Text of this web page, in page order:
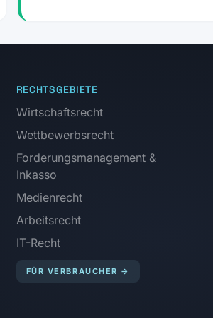
RECHTSGEBIETE
Wirtschaftsrecht
Wettbewerbsrecht
Forderungsmanagement &
Inkasso
Medienrecht
Arbeitsrecht
IT-Recht
FÜR VERBRAUCHER →